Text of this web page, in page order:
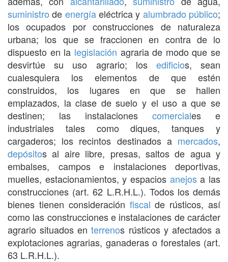
suministro de energíaeléctrica y alumbrado público;
los ocupados por construcciones de naturaleza
urbana; los que se fraccionen en contra de lo
dispuesto en la legislación agraria de modo que se
desvirtúe su uso agrario; los edificios, sean
cualesquiera los elementos de que estén
construidos, los lugares en que se hallen
emplazados, la clase de suelo y el uso a que se
destinen; las instalaciones comerciales e
industriales tales como diques, tanques y
cargaderos; los recintos destinados a mercados,
depósitos al aire libre, presas, saltos de agua y
embalses, campos e instalaciones deportivas,
muelles, estacionamientos, y espacios anejosa las
construcciones (art. 62 L.R.H.L.). Todos los demás
bienes tienen consideración fiscal de rústicos, así
como las construcciones e instalaciones de carácter
agrario situados enterrenos rústicos y afectados a
explotaciones agrarias, ganaderas o forestales (art.
63 L.R.H.L.).